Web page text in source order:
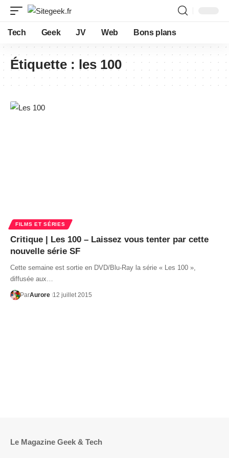
Tech Geek JV Web Bons plans
Étiquette : les 100
FILMS ET SÉRIES
Critique | Les 100 – Laissez vous tenter par cette
nouvelle série SF
Cette semaine est sortie en DVD/Blu-Ray la série « Les 100 »,
diffusée aux…
ParAurore 12 juillet 2015
Le Magazine Geek & Tech